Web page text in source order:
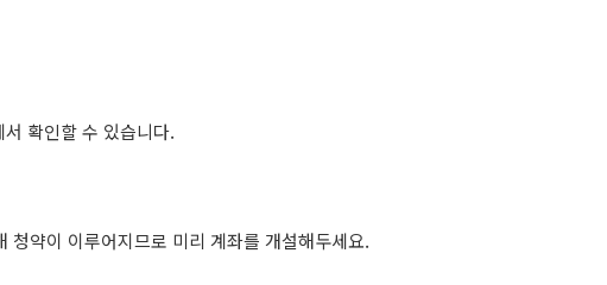
확인할 수 있습니다.
약이 이루어지므로 미리 계좌를 개설해두세요.